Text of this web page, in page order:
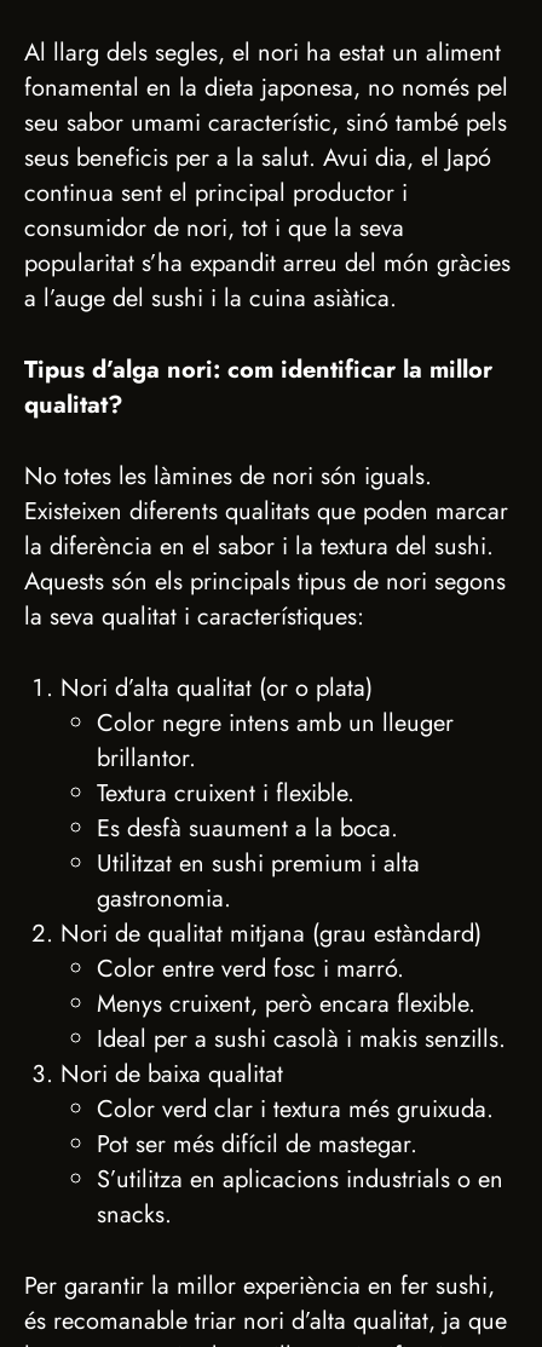
Al llarg dels segles, el nori ha estat un aliment
fonamental en la dieta japonesa, no només pel
seu sabor umami característic, sinó també pels
seus beneficis per a la salut. Avui dia, el Japó
continua sent el principal productor i
consumidor de nori, tot i que la seva
popularitat s’ha expandit arreu del món gràcies
a l’auge del sushi i la cuina asiàtica.
Tipus d’alga nori: com identificar la millor
qualitat?
No totes les làmines de nori són iguals.
Existeixen diferents qualitats que poden marcar
la diferència en el sabor i la textura del sushi.
Aquests són els principals tipus de nori segons
la seva qualitat i característiques:
Nori d’alta qualitat (or o plata)
Color negre intens amb un lleuger
brillantor.
Textura cruixent i flexible.
Es desfà suaument a la boca.
Utilitzat en sushi premium i alta
gastronomia.
Nori de qualitat mitjana (grau estàndard)
Color entre verd fosc i marró.
Menys cruixent, però encara flexible.
Ideal per a sushi casolà i makis senzills.
Nori de baixa qualitat
Color verd clar i textura més gruixuda.
Pot ser més difícil de mastegar.
S’utilitza en aplicacions industrials o en
snacks.
Per garantir la millor experiència en fer sushi,
és recomanable triar nori d’alta qualitat, ja que